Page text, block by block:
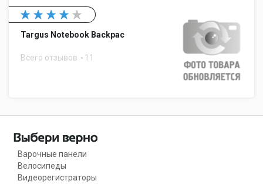
Targus Notebook Backpac
Всего отзывов 11
Варочные панели
Велосипеды
Видеорегистраторы